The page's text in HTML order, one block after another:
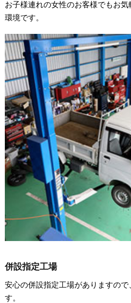
お子様連れの女性のお客様でもお
環境です。
併設指定工場
安心の併設指定工場がありますの
す。